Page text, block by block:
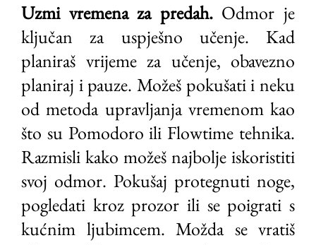
Uzmi vremena za predah.Odmor je
ključan za uspješno učenje. Kad
planiraš vrijeme za učenje, obavezno
planiraj i pauze. Možeš pokušati i neku
od metoda upravljanja vremenom kao
što su Pomodoro ili Flowtime tehnika.
Razmisli kako možeš najbolje iskoristiti
svoj odmor. Pokušaj protegnuti noge,
pogledati kroz prozor ili se poigrati s
kućnim ljubimcem. Možda se vratiš